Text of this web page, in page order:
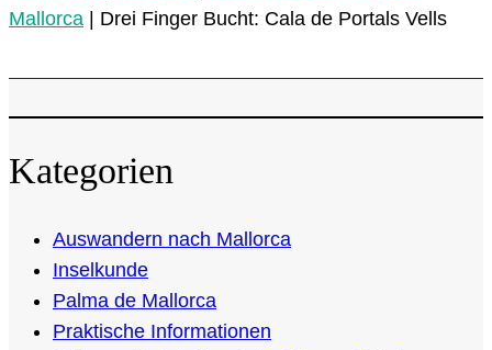
Mallorca | Drei Finger Bucht: Cala de Portals Vells
Kategorien
Auswandern nach Mallorca
Inselkunde
Palma de Mallorca
Praktische Informationen